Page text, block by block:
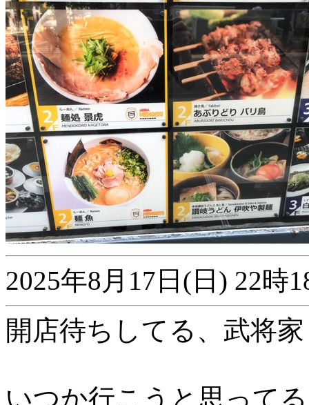
2025年8月17日(日) 22時
開店待ちしてる、武将家
いつか行こうと思って